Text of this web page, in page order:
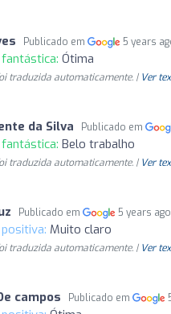
Publicado em 5 years
Ótima
traduzida automaticamente. | Ver
da Silva Publicado em
Belo trabalho
traduzida automaticamente. | Ver
Publicado em 5 years ago
Muito claro
traduzida automaticamente. | Ver
campos Publicado em